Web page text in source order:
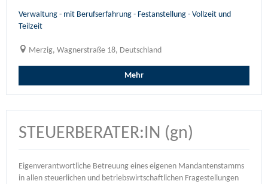
Verwaltung - mit Berufserfahrung - Festanstellung - Vollzeit und
Teilzeit
Merzig, Wagnerstraße 18, Deutschland
Mehr
STEUERBERATER:IN (gn)
Eigenverantwortliche Betreuung eines eigenen Mandantenstamms
in allen steuerlichen und betriebswirtschaftlichen Fragestellungen